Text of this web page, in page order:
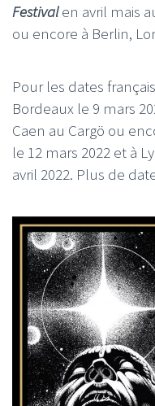
Festivalen avril mais
ou encore à Berlin,
Pour les dates
Bordeaux le 9 mars
Caen au Cargö ou
le 12 mars 2022 et à
avril 2022. Plus de